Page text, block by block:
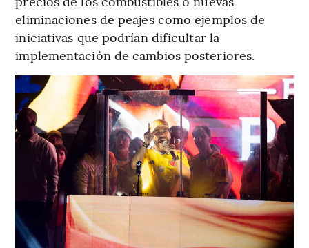
eliminaciones de peajes como ejemplos de
iniciativas que podrían dificultar la
implementación de cambios posteriores.